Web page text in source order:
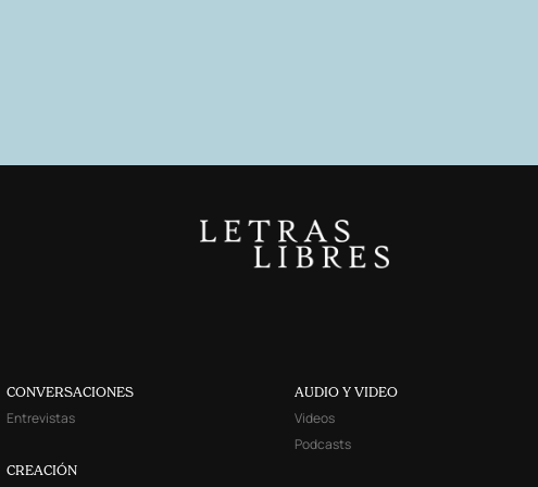
CONVERSACIONES
Entrevistas
CREACIÓN
AUDIO Y VIDEO
Videos
Podcasts